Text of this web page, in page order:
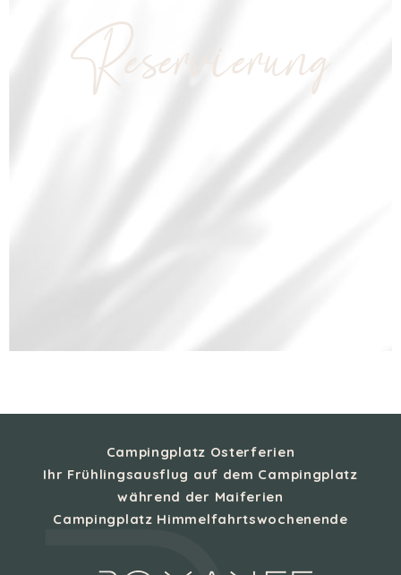
Reservierung
Campingplatz Osterferien
Ihr Frühlingsausflug auf dem Campingplatz
während der Maiferien
Campingplatz Himmelfahrtswochenende